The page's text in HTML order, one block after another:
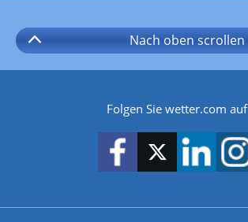
Nach oben scrollen
Folgen Sie wetter.com auf